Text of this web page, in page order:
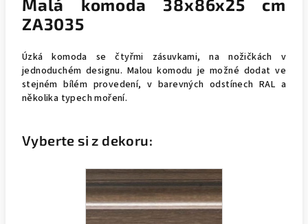
Malá komoda 38x86x25 cm
ZA3035
Úzká komoda se čtyřmi zásuvkami, na nožičkách v
jednoduchém designu. Malou komodu je možné dodat ve
stejném bílém provedení, v barevných odstínech RAL a
několika typech moření.
Vyberte si z dekoru: